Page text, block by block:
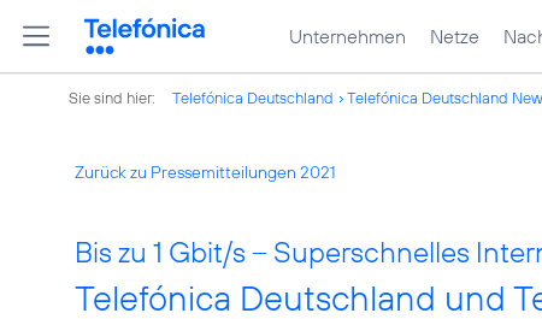
Unternehmen Netze
Sie sind hier: Telefónica Deutschland Telefónica Deutschland
Zurück zu Pressemitteilungen 2021
Bis zu 1 Gbit/s – Superschnelles
Telefónica Deutschland und